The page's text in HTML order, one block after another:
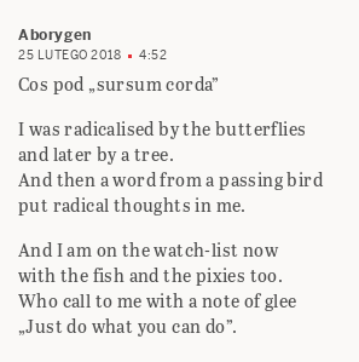
Aborygen
25 LUTEGO 2018 4:52
Cos pod „sursum corda”
I was radicalised by the butterflies
and later by a tree.
And then a word from a passing bird
put radical thoughts in me.
And I am on the watch-list now
with the fish and the pixies too.
Who call to me with a note of glee
„Just do what you can do”.